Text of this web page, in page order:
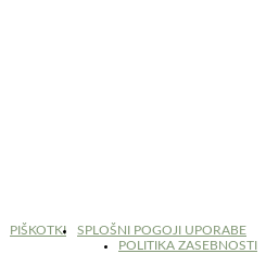
PIŠKOTKI
SPLOŠNI POGOJI UPORABE
POLITIKA ZASEBNOSTI